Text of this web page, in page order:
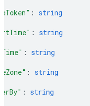
: string
: string
: string
: string
: string